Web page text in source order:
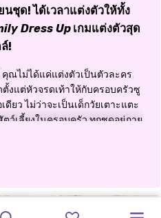
นชุด! ได้เวลาแต่งตัวให้ทั้ง
Dress Upเกมแต่งตัวสุด
!
ณไม่ได้แค่แต่งตัวเป็นตัวละคร
งแต่หัวจรดเท้าให้กับครอบครัวซู
ยว ไม่ว่าจะเป็นเด็กวัยเตาะแตะ
เลี้ยงในครอบครัว ทุกชุดอยู่ภาย
าทอันแสนสบาย หรือปิกนิกใน
ห้ แต่งตัวสาวส
อินสตาแกรม
น